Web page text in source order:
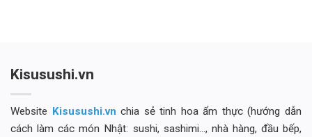
Kisusushi.vn
Website Kisusushi.vn chia sẻ tinh hoa ẩm thực (hướng dẫn
cách làm các món Nhật: sushi, sashimi..., nhà hàng, đầu bếp,